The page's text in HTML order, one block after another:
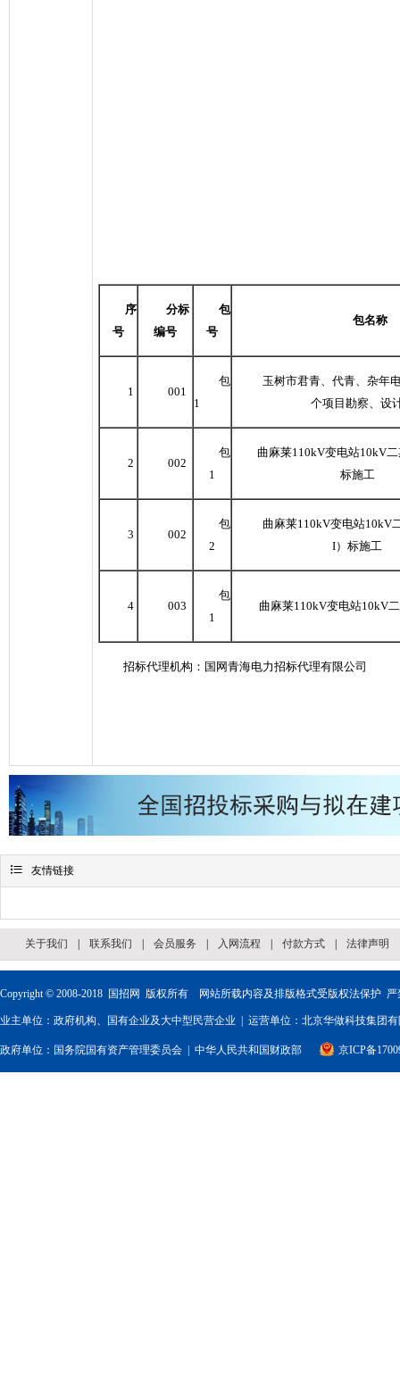
序
号
分标
编号
包
号
包名称
1 001
包
1
玉树市君青、代青、杂年
个项目勘察、设
2 002
包
1
曲麻莱110kV变电站10kV
标施工
3 002
包
2
曲麻莱110kV变电站10kV
I）标施工
4 003
包
1
曲麻莱110kV变电站10kV
招标代理机构：国网青海电力招标代理有限公司
 友情链接
关于我们 联系我们 会员服务 入网流程 付款方式 法律声明
Copyright © 2008-2018 国招网 版权所有 网站所载内容及排版格式受版权法保护 严
业主单位：政府机构、国有企业及大中型民营企业 | 运营单位：北京华做科技集团
政府单位： 国务院国有资产管理委员会 中华人民共和国财政部 京ICP备